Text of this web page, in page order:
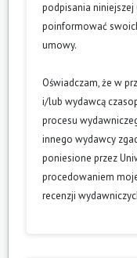
podpisania
poinformować
umowy.
Oświadczam, że w
i/lub wydawcą
procesu
innego wydawcy
poniesione przez
procedowaniem
recenzji